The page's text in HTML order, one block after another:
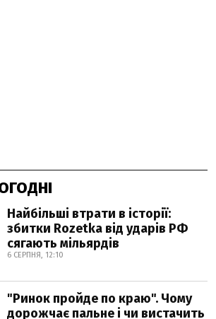
Найбільші втрати в історії:
збитки Rozetka від ударів РФ
сягають мільярдів
6 СЕРПНЯ, 12:10
"Ринок пройде по краю". Чому
дорожчає пальне і чи вистачить